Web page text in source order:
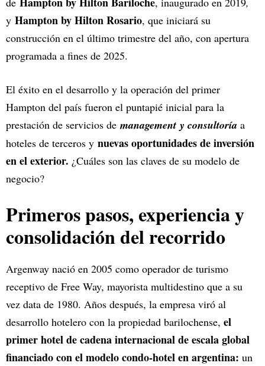
y Hampton by Hilton Rosario, que iniciará su
construcción en el último trimestre del año, con apertura
programada a fines de 2025.
El éxito en el desarrollo y la operación del primer
Hampton del país fueron el puntapié inicial para la
prestación de servicios de management y consultoría a
hoteles de terceros y nuevas oportunidades de inversión
en el exterior. ¿Cuáles son las claves de su modelo de
negocio?
Primeros pasos, experiencia y
consolidación del recorrido
Argenway nació en 2005 como operador de turismo
receptivo de Free Way, mayorista multidestino que a su
vez data de 1980. Años después, la empresa viró al
desarrollo hotelero con la propiedad barilochense, el
primer hotel de cadena internacional de escala global
financiado con el modelo condo-hotel en argentina: un